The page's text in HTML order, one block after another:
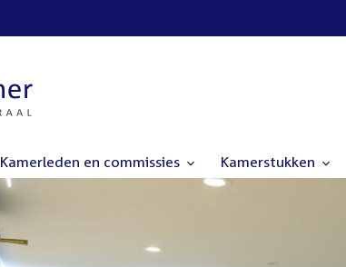
Kamerleden en commissies Kamerstukken